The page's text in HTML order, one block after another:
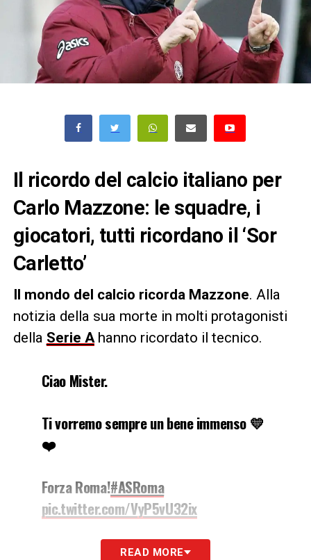
Il ricordo del calcio italiano per
Carlo Mazzone: le squadre, i
giocatori, tutti ricordano il ‘Sor
Carletto’
Il mondo del calcio ricorda Mazzone. Alla
notizia della sua morte in molti protagonisti
della Serie Ahanno ricordato il tecnico.
Ciao Mister.
Ti vorremo sempre un bene immenso 💛
❤️
Forza Roma!#ASRoma
pic.twitter.com/VyP5vU32ix
— AS Roma (@OfficialASRoma)
READ MORE